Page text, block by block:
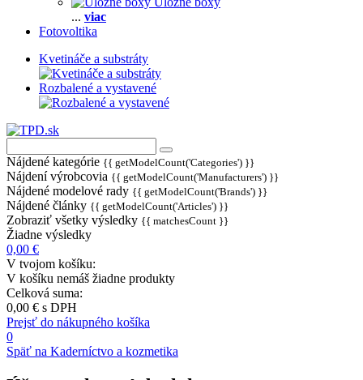
... viac
Fotovoltika
Kvetináče a substráty
Rozbalené a vystavené
Nájdené kategórie {{ getModelCount('Categories') }}
Nájdení výrobcovia {{ getModelCount('Manufacturers') }}
Nájdené modelové rady {{ getModelCount('Brands') }}
Nájdené články {{ getModelCount('Articles') }}
Zobraziť všetky výsledky {{ matchesCount }}
Žiadne výsledky
0,00 €
V tvojom košíku:
V košíku nemáš žiadne produkty
Celková suma:
0,00 € s DPH
Prejsť do nákupného košíka
0
Späť na Kaderníctvo a kozmetika